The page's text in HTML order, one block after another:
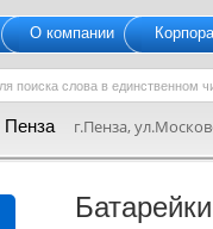
О компании
Пенза г.Пенза,